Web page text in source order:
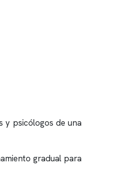
y psicólogos de una
gradual para